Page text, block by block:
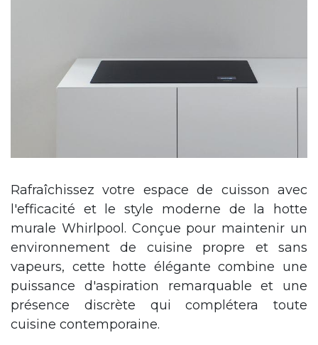
Rafraîchissez votre espace de cuisson avec
l'efficacité et le style moderne de la hotte
murale Whirlpool. Conçue pour maintenir un
environnement de cuisine propre et sans
vapeurs, cette hotte élégante combine une
puissance d'aspiration remarquable et une
présence discrète qui complétera toute
cuisine contemporaine.